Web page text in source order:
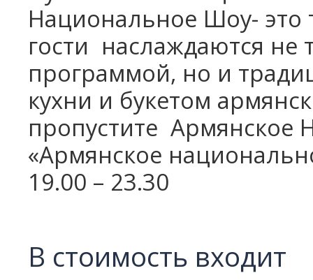
Национальное Шоу- это
гости наслаждаются не
программой, но и
кухни и букетом
пропустите Армянское
«Армянское
19.00 – 23.30
В стоимость входит